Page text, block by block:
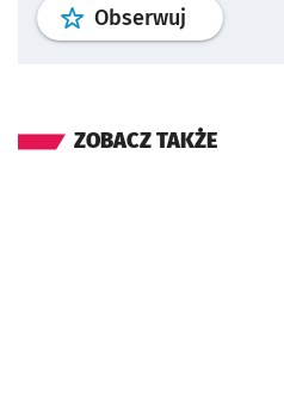
Obserwuj profil
ZOBACZ TAKŻE